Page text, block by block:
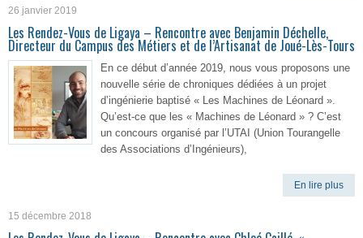
26 janvier 2019
Les Rendez-Vous de Ligaya – Rencontre avec Benjamin Déchelle,
Directeur du Campus des Métiers et de l’Artisanat de Joué-Lès-Tours
En ce début d’année 2019, nous vous proposons une
nouvelle série de chroniques dédiées à un projet
d’ingénierie baptisé « Les Machines de Léonard ».
Qu’est-ce que les « Machines de Léonard » ? C’est
un concours organisé par l’UTAI (Union Tourangelle
des Associations d’Ingénieurs),
En lire plus
15 décembre 2018